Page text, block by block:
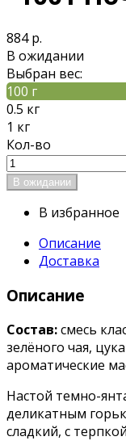
884 р.
В ожидании
Выбран вес:
100 г
0.5 кг
1 кг
Кол-во
В избранное
Описание
Доставка
Описание
Состав:смесь
зелёного чая,
ароматические
Настой темно-
деликатным
сладкий, с